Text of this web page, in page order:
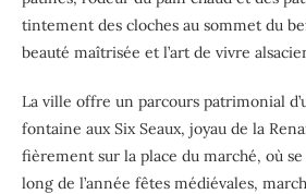
tintement des cloches au sommet du
beauté maîtrisée et l’art de vivre
La ville offre un parcours patrimonial
fontaine aux Six Seaux, joyau de la
fièrement sur la place du marché, où
long de l’année fêtes médiévales,